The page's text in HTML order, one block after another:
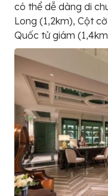
có thể dễ dàng di
Long (1,2km), Cột
Quốc tử giám